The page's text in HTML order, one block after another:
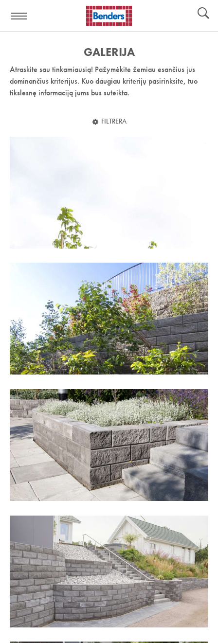
nuoroda:
GALERIJA
Atraskite sau tinkamiausią! Pažymėkite žemiau esančius jus
dominančius kriterijus. Kuo daugiau kriterijų pasirinksite, tuo
tikslesnę informaciją jums bus suteikta.
FILTRERA